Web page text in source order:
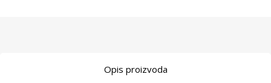
Opis proizvoda